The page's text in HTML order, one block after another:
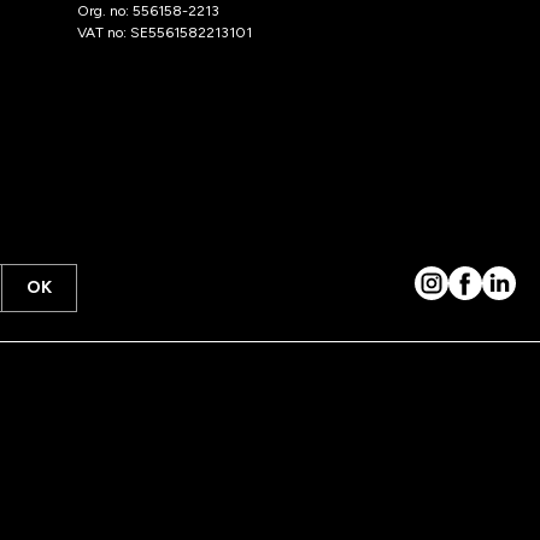
Org. no: 556158-2213
VAT no: SE5561582213101
OK